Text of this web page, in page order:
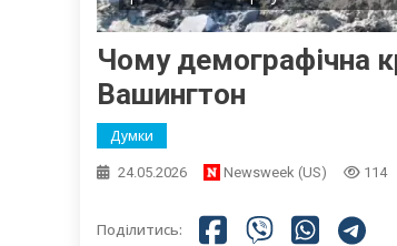
Чому демографічна
Вашингтон
Думки
24.05.2026 Newsweek (US) 114
Поділитись: